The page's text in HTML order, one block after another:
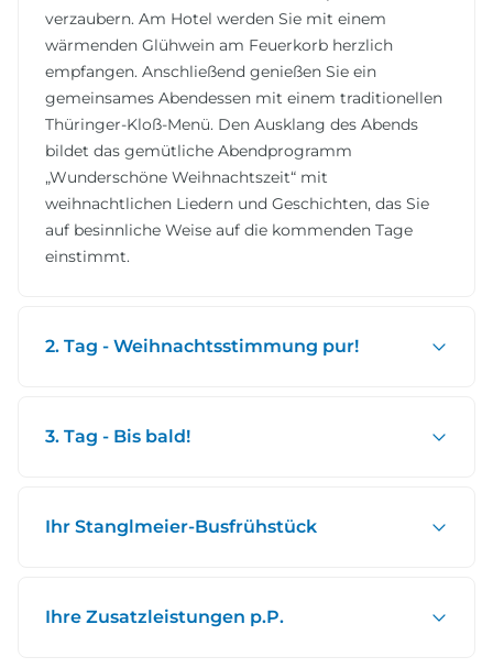
verzaubern. Am Hotel werden Sie mit einem
wärmenden Glühwein am Feuerkorb herzlich
empfangen. Anschließend genießen Sie ein
gemeinsames Abendessen mit einem traditionellen
Thüringer-Kloß-Menü. Den Ausklang des Abends
bildet das gemütliche Abendprogramm
„Wunderschöne Weihnachtszeit“ mit
weihnachtlichen Liedern und Geschichten, das Sie
auf besinnliche Weise auf die kommenden Tage
einstimmt.
2. Tag - Weihnachtsstimmung pur!
3. Tag - Bis bald!
Ihr Stanglmeier-Busfrühstück
Ihre Zusatzleistungen p.P.